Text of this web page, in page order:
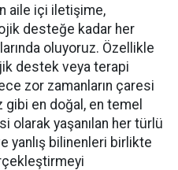
aile içi iletişime,
desteğe kadar her
oluyoruz. Özellikle
destek veya terapi
zor zamanların çaresi
gibi en doğal, en temel
olarak yaşanılan her türlü
yanlış bilinenleri birlikte